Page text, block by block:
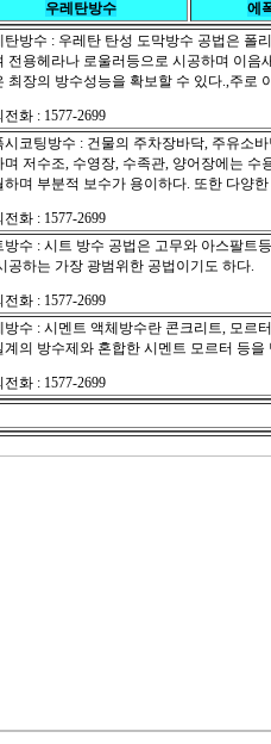
우레탄방수
에
탄방수 : 우레탄 탄성 도막방수 공법은 폴
전용헤라나 로울러등으로 시공하며 이음
최장의 방수성능을 확보할 수 있다.,주로
전화 : 1577-2699
시코팅방수 : 건물의 주차장바닥, 주유소
며 저수조, 수영장, 수족관, 양어장에는
하며 부분적 보수가 용이하다. 또한 다양
전화 : 1577-2699
방수 : 시트 방수 공법은 고무와 아스팔트
공하는 가장 광범위한 공법이기도 하다.
전화 : 1577-2699
방수 : 시멘트 액체방수란 콘크리트, 모르
계의 방수제와 혼합한 시멘트 모르터 등
전화 : 1577-2699